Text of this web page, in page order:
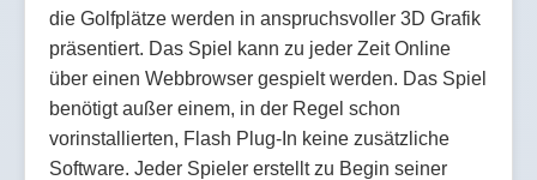
die Golfplätze werden in anspruchsvoller 3D Grafik
präsentiert. Das Spiel kann zu jeder Zeit Online
über einen Webbrowser gespielt werden. Das Spiel
benötigt außer einem, in der Regel schon
vorinstallierten, Flash Plug-In keine zusätzliche
Software. Jeder Spieler erstellt zu Begin seiner